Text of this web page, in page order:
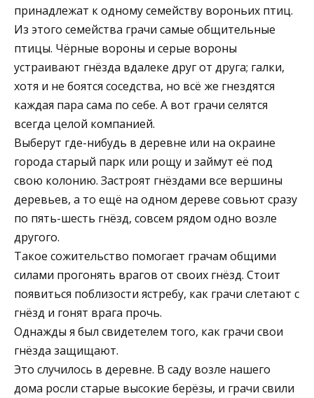
принадлежат к одному семейству вороньих птиц.
Из этого семейства грачи самые общительные
птицы. Чёрные вороны и серые вороны
устраивают гнёзда вдалеке друг от друга; галки,
хотя и не боятся соседства, но всё же гнездятся
каждая пара сама по себе. А вот грачи селятся
всегда целой компанией.
Выберут где-нибудь в деревне или на окраине
города старый парк или рощу и займут её под
свою колонию. Застроят гнёздами все вершины
деревьев, а то ещё на одном дереве совьют сразу
по пять-шесть гнёзд, совсем рядом одно возле
другого.
Такое сожительство помогает грачам общими
силами прогонять врагов от своих гнёзд. Стоит
появиться поблизости ястребу, как грачи слетают с
гнёзд и гонят врага прочь.
Однажды я был свидетелем того, как грачи свои
гнёзда защищают.
Это случилось в деревне. В саду возле нашего
дома росли старые высокие берёзы, и грачи свили